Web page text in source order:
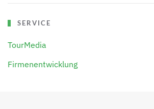
SERVICE
TourMedia
Firmenentwicklung